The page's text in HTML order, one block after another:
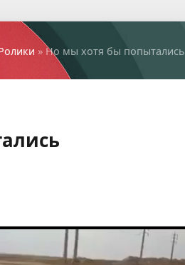
» Но мы хотя бы попытались